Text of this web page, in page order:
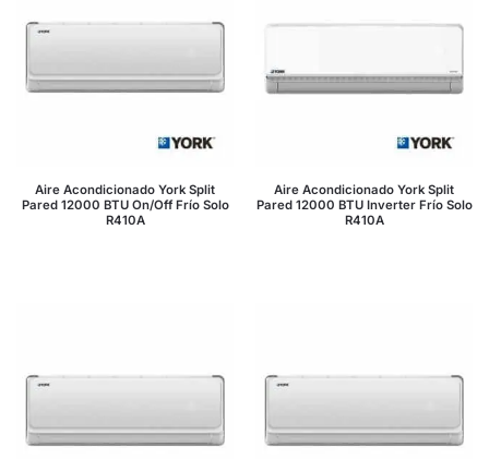
Aire Acondicionado York Split
Pared 12000 BTU On/Off Frío Solo
R410A
Aire Acondicionado York Split
Pared 12000 BTU Inverter Frío Solo
R410A